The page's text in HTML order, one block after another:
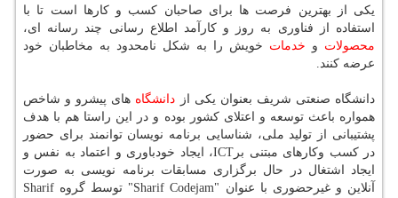
یکی از بهترین فرصت ها برای صاحبان کسب و کارها است تا با
استفاده از فناوری به روز و کارآمد اطلاع رسانی چند رسانه ای،
محصولات و خدمات خویش را به شکل نامحدود به مخاطبان خود
عرضه کنند.
دانشگاه صنعتی شریف بعنوان یکی از دانشگاه های پیشرو و شاخص
همواره باعث توسعه و اعتلای کشور بوده و در این راستا هم با هدف
پشتیبانی از تولید ملی، شناسایی برنامه نویسان توانمند برای حضور
در کسب وکارهای مبتنی برICT، ایجاد خودباوری و اعتماد به نفس و
ایجاد اشتغال در حال برگزاری مسابقات برنامه نویسی به صورت
آنلاین و غیرحضوری با عنوان "Sharif Codejam" توسط گروه Sharif